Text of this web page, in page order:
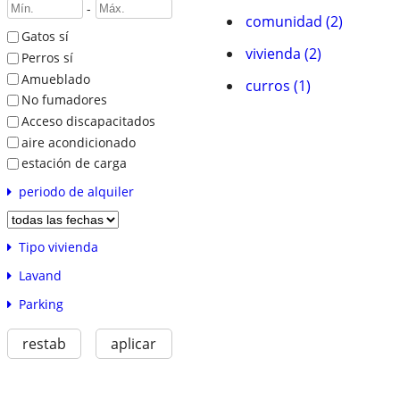
-
Gatos sí
Perros sí
Amueblado
No fumadores
Acceso discapacitados
aire acondicionado
estación de carga
periodo de alquiler
Tipo vivienda
Lavand
Parking
restab aplicar
comunidad (2)
vivienda (2)
curros (1)